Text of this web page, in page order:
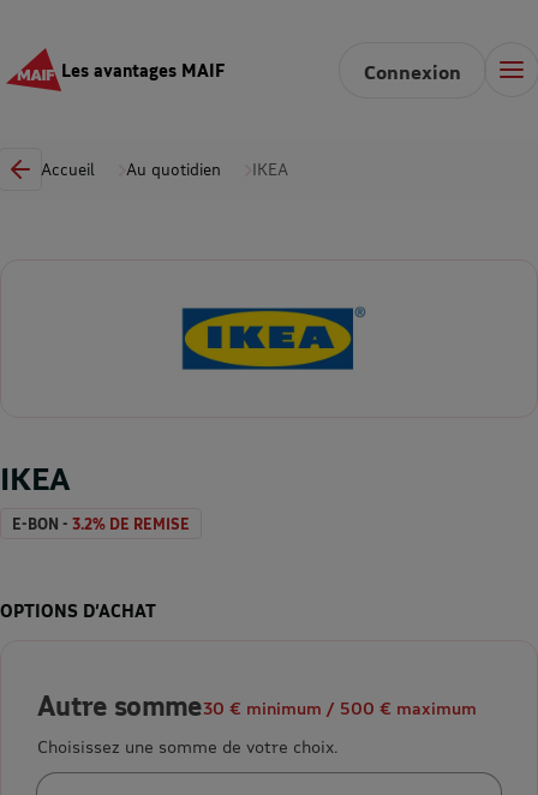
Les avantages MAIF Connexion
Accueil Au quotidien IKEA
IKEA
E-BON - 3.2% DE REMISE
OPTIONS D’ACHAT
Autre somme30 € minimum / 500 € maximum
Choisissez une somme de votre choix.
Montant